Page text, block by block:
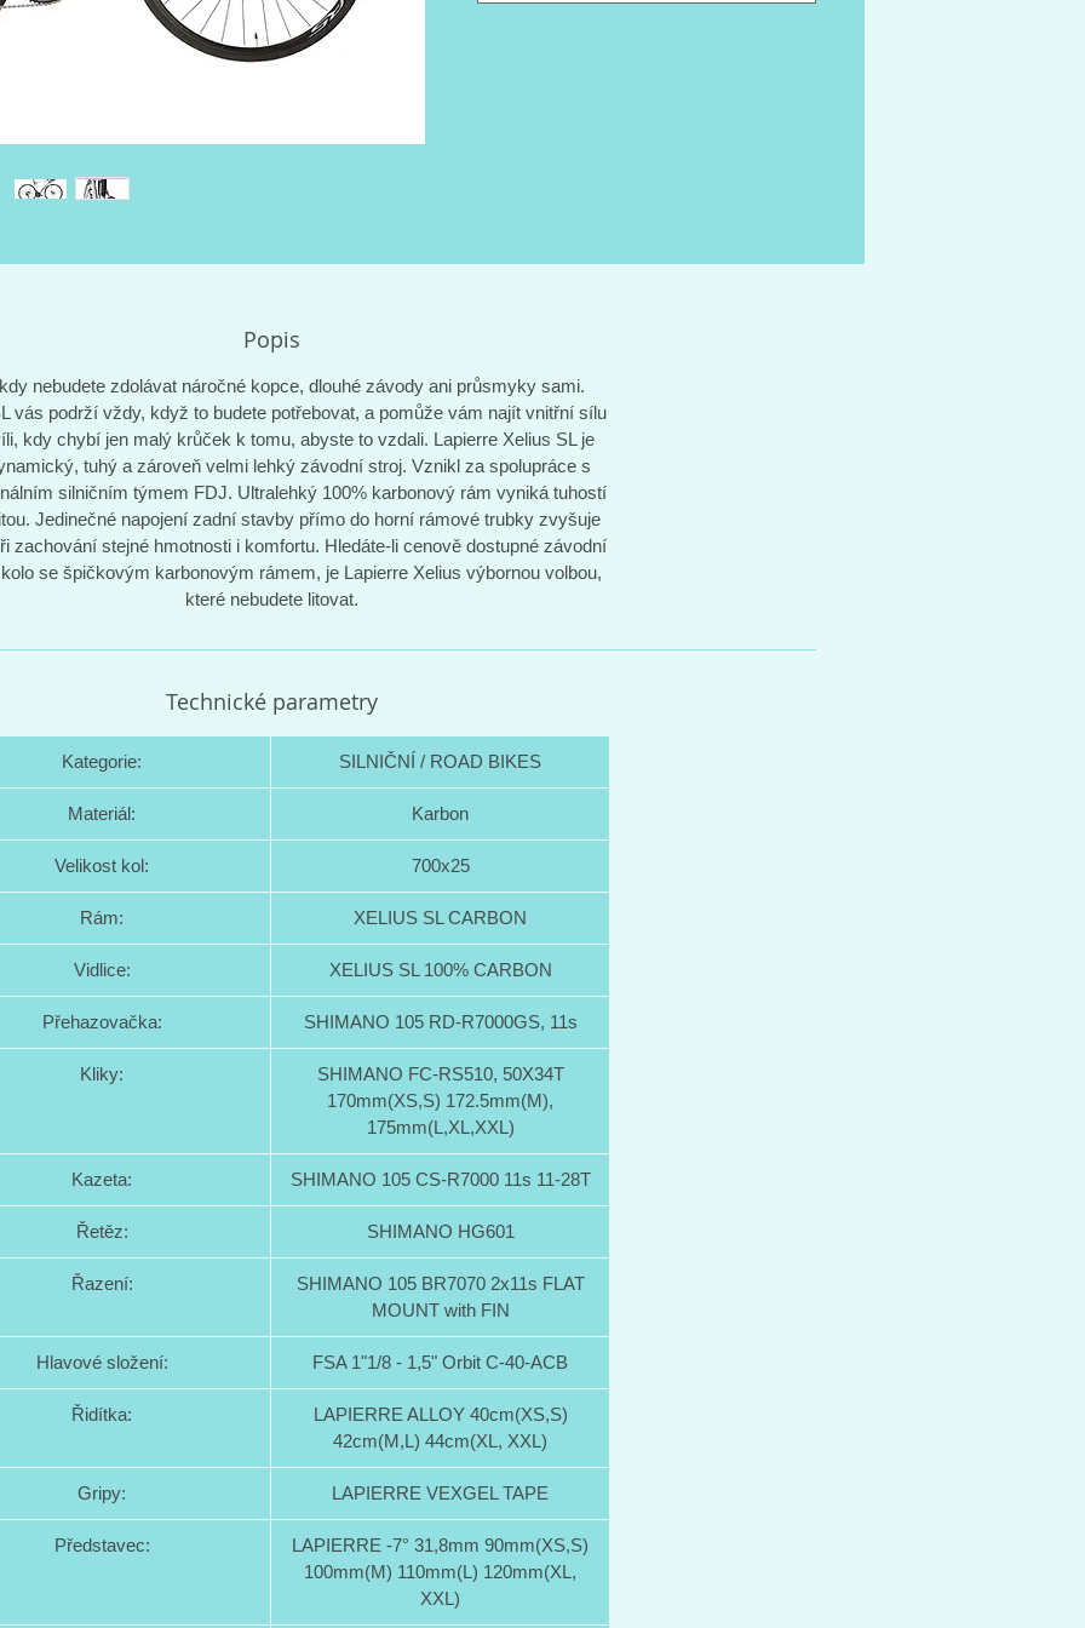
Lapierre Xelius výbornou volbou, které
Popis
nebudete zdolávat náročné kopce, dlouhé závody ani průsmyky sami.
vás podrží vždy, když to budete potřebovat, a pomůže vám najít vnitřní sílu
kdy chybí jen malý krůček k tomu, abyste to vzdali. Lapierre Xelius SL je
tuhý a zároveň velmi lehký závodní stroj. Vznikl za spolupráce s
silničním týmem FDJ. Ultralehký 100% karbonový rám vyniká tuhostí
Jedinečné napojení zadní stavby přímo do horní rámové trubky zvyšuje
zachování stejné hmotnosti i komfortu. Hledáte-li cenově dostupné závodní
se špičkovým karbonovým rámem, je Lapierre Xelius výbornou volbou,
které nebudete litovat.
Technické parametry
Kategorie: SILNIČNÍ / ROAD BIKES
Materiál: Karbon
Velikost kol: 700x25
Rám: XELIUS SL CARBON
Vidlice: XELIUS SL 100% CARBON
Přehazovačka: SHIMANO 105 RD-R7000GS, 11s
Kliky:
SHIMANO FC-RS510, 50X34T
170mm(XS,S) 172.5mm(M),
175mm(L,XL,XXL)
Kazeta: SHIMANO 105 CS-R7000 11s 11-28T
Řetěz: SHIMANO HG601
Řazení:
SHIMANO 105 BR7070 2x11s FLAT
MOUNT with FIN
Hlavové složení: FSA 1"1/8 - 1,5" Orbit C-40-ACB
Řidítka:
LAPIERRE ALLOY 40cm(XS,S)
42cm(M,L) 44cm(XL, XXL)
Gripy: LAPIERRE VEXGEL TAPE
Představec:
LAPIERRE -7° 31,8mm 90mm(XS,S)
100mm(M) 110mm(L) 120mm(XL,
XXL)